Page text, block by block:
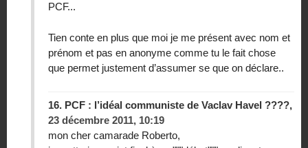
PCF...
Tien conte en plus que moi je me présent avec nom et
prénom et pas en anonyme comme tu le fait chose
que permet justement d’assumer se que on déclare..
16. PCF : l’idéal communiste de Vaclav Havel ????,
23 décembre 2011, 10:19
mon cher camarade Roberto,